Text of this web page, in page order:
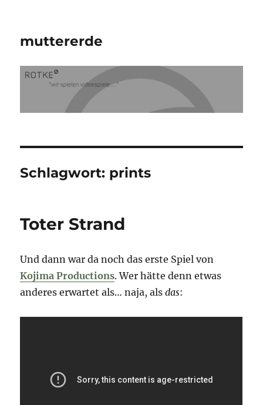
muttererde
Schlagwort: prints
Toter Strand
Und dann war da noch das erste Spiel von
Kojima Productions. Wer hätte denn etwas
anderes erwartet als… naja, alsdas: